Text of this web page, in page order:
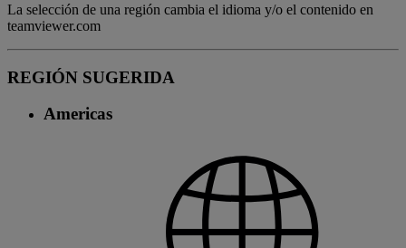
La selección de una región cambia el idioma y/o el contenido en
teamviewer.com
REGIÓN SUGERIDA
Americas